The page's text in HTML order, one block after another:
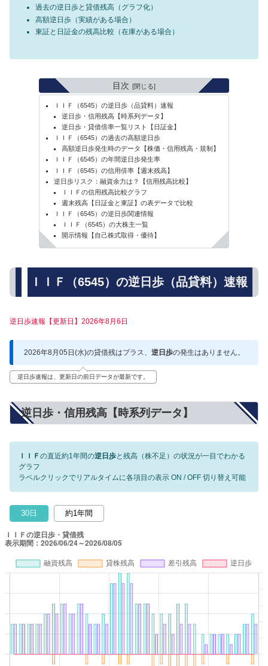
過去の逆日歩と貸借残高（グラフ化）
高額逆日歩（実績がある場合）
東証と日証金の残高比較（在庫がある場合）
目次
ＩＩＦ（6545）の逆日歩（品貸料）速報
逆日歩・信用残高【時系列データ】
逆日歩・貸借倍率一覧リスト【日証金】
ＩＩＦ（6545）の過去の高額逆日歩
高額逆日歩発生時のデータ【株価・信用残高・規制】
ＩＩＦ（6545）の年間逆日歩発生率
ＩＩＦ（6545）の信用倍率【週末残高】
逆日歩リスク：融資余力は？【信用残高比較】
ＩＩＦの信用残高比較グラフ
週末残高【日証金と東証】の表データで比較
ＩＩＦ（6545）の逆日歩関連情報
ＩＩＦ（6545）の大株主一覧
開示情報【自己株式取得・優待】
ＩＩＦ（6545）の逆日歩（品貸料）速報
逆日歩速報【更新日】2026年8月6日
2026年8月05日(水)の貸借残はプラス、 逆日歩の発生はありません。
逆日歩速報は、更新日の前日データが最新です。
逆日歩・信用残高【時系列データ】
ＩＩＦ の直近約1年間の逆日歩と残高（株不足）の状況が一目でわかる
グラフ
ラベルクリックでリアルタイムに各項目の表示 ON / OFF 切り替え可能
30日 約1年間